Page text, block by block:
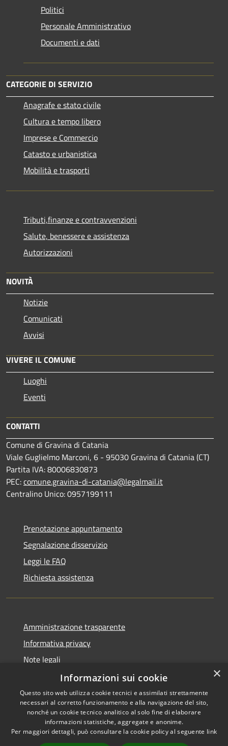
Politici
Personale Amministrativo
Documenti e dati
CATEGORIE DI SERVIZIO
Anagrafe e stato civile
Cultura e tempo libero
Imprese e Commercio
Catasto e urbanistica
Mobilità e trasporti
Tributi,finanze e contravvenzioni
Salute, benessere e assistenza
Autorizzazioni
NOVITÀ
Notizie
Comunicati
Avvisi
VIVERE IL COMUNE
Luoghi
Eventi
CONTATTI
Comune di Gravina di Catania
Viale Guglielmo Marconi, 6 - 95030 Gravina di Catania (CT)
Partita IVA: 80006830873
PEC:comune.gravina-di-catania@legalmail.it
Centralino Unico: 0957199111
Prenotazione appuntamento
Segnalazione disservizio
Leggi le FAQ
Richiesta assistenza
Amministrazione trasparente
Informativa privacy
Note legali
Dichiarazione di accessibilità
RSS
Accessibilità
Copyright © 2026 • Comune di
Gravina di Catania • Powered
×
Informazioni sui cookie
Questo sito web utilizza cookie tecnici e assimilati strettamente
necessari al corretto funzionamento e alla navigazione del sito,
nonché un cookie tecnico analitico al solo fine di elaborare
informazioni statistiche, aggregate e anonime.
Per maggiori dettagli, può consultare la cookie policy al seguente link